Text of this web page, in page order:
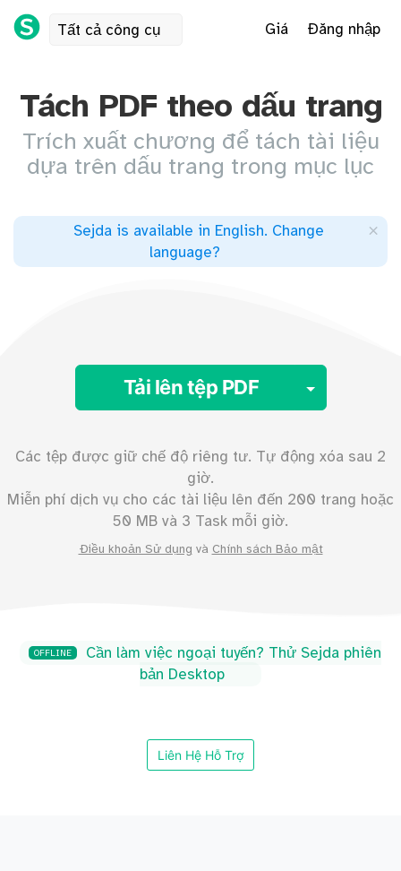
Tất cả công cụ Giá Đăng nhập
Tách PDF theo dấu trang
Trích xuất chương để tách tài liệu
dựa trên dấu trang trong mục lục
Sejda is available in English. Change
language?
×
Tải lên tệp PDF Toggle
Các tệp được giữ chế độ riêng tư. Tự động xóa sau 2
giờ.
Miễn phí dịch vụ cho các tài liệu lên đến 200 trang hoặc
50 MB và 3 Task mỗi giờ.
Điều khoản Sử dụng và Chính sách Bảo mật
OFFLINE
Cần làm việc ngoại tuyến? Thử Sejda phiên
bản Desktop
Liên Hệ Hỗ Trợ